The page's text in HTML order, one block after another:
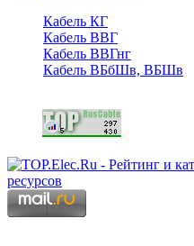
Кабель КГ
Кабель ВВГ
Кабель ВВГнг
Кабель ВБбШв, ВБШв